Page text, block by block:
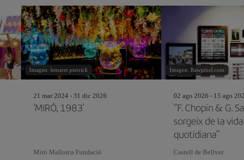
Imagen: lemaret pierrick
21 mar 2024 - 31 dic 2026
‘MIRÓ, 1983’
Miró Mallorca Fundació
Imagen: Rawpixel.com
02 ago 2026 - 15 ago
“F. Chopin & G.
sorgeix de la vida
quotidiana”
Castell de Bellver